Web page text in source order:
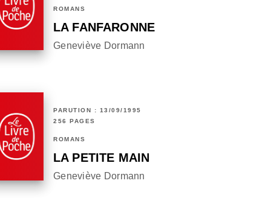
ROMANS
LA FANFARONNE
Geneviève Dormann
PARUTION : 13/09/1995
256 PAGES
ROMANS
LA PETITE MAIN
Geneviève Dormann